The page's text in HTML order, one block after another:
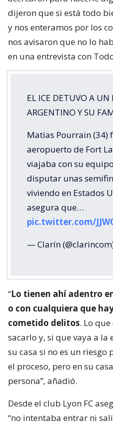
dijeron que si está todo
y nos enteramos por los
nos avisaron que no lo
en una entrevista con
EL ICE DETUVO A
ARGENTINO Y SU
Matías Pourrain (34)
aeropuerto de Fort
viajaba con su
disputar unas
viviendo en Estados
asegura que…
pic.twitter.com/
— Clarín
“Lo tienen ahí adentro
o con cualquiera que
cometido delitos. Lo
sacarlo y, si que vaya a la
su casa si no es un
el proceso, pero en su
persona”, añadió.
Desde el club Lyon FC
“no intentaba entrar ni